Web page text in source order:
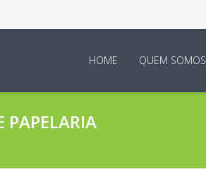
HOME QUEM SOMOS
PAPELARIA